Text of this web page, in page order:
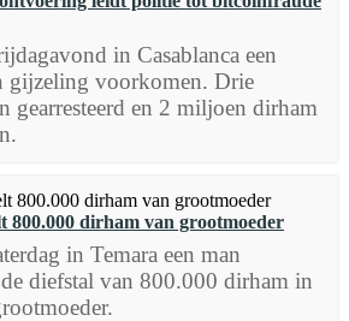
in Casablanca een
gijzeling voorkomen. Drie
gearresteerd en 2 miljoen dirham
800.000 dirham van grootmoeder
in Temara een man
diefstal van 800.000 dirham in